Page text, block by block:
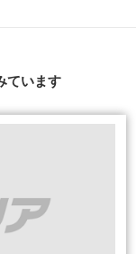
ています